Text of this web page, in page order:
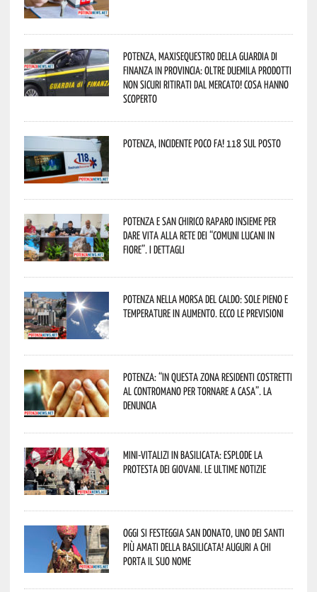
Potenza, maxisequestro della Guardia di
Finanza in provincia: oltre duemila prodotti
non sicuri ritirati dal mercato! Cosa hanno
scoperto
Potenza, incidente poco fa! 118 sul posto
Potenza e San Chirico Raparo insieme per
dare vita alla rete dei “Comuni Lucani in
Fiore”. I dettagli
Potenza nella morsa del caldo: sole pieno e
temperature in aumento. Ecco le previsioni
Potenza: “In questa zona residenti costretti
al contromano per tornare a casa”. La
denuncia
Mini-vitalizi in Basilicata: esplode la
protesta dei giovani. Le ultime notizie
Oggi si festeggia San Donato, uno dei Santi
più amati della Basilicata! Auguri a chi
porta il suo nome